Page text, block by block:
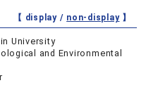
【 display / non-display】
University
and Environmental